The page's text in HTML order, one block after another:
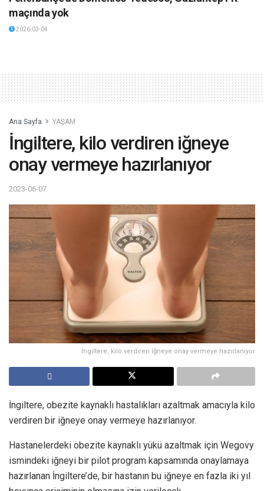
maçında yok
2026-03-04
Ana Sayfa YAŞAM
İngiltere, kilo verdiren iğneye
onay vermeye hazırlanıyor
2023-06-07
İngiltere, kilo verdiren iğneye onay vermeye hazırlanıyor
İngiltere, obezite kaynaklı hastalıkları azaltmak amacıyla kilo
verdiren bir iğneye onay vermeye hazırlanıyor.
Hastanelerdeki obezite kaynaklı yükü azaltmak için Wegovy
ismindeki iğneyi bir pilot program kapsamında onaylamaya
hazırlanan İngiltere’de, bir hastanın bu iğneye en fazla iki yıl